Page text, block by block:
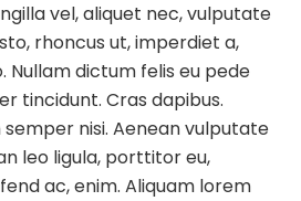
Beautiful
Kitchen
Island
Ideas
vel, aliquet nec, vulputate
rhoncus ut, imperdiet a,
Nullam dictum felis eu pede
tincidunt. Cras dapibus.
nisi. Aenean vulputate
leo ligula, porttitor eu,
ac, enim. Aliquam lorem